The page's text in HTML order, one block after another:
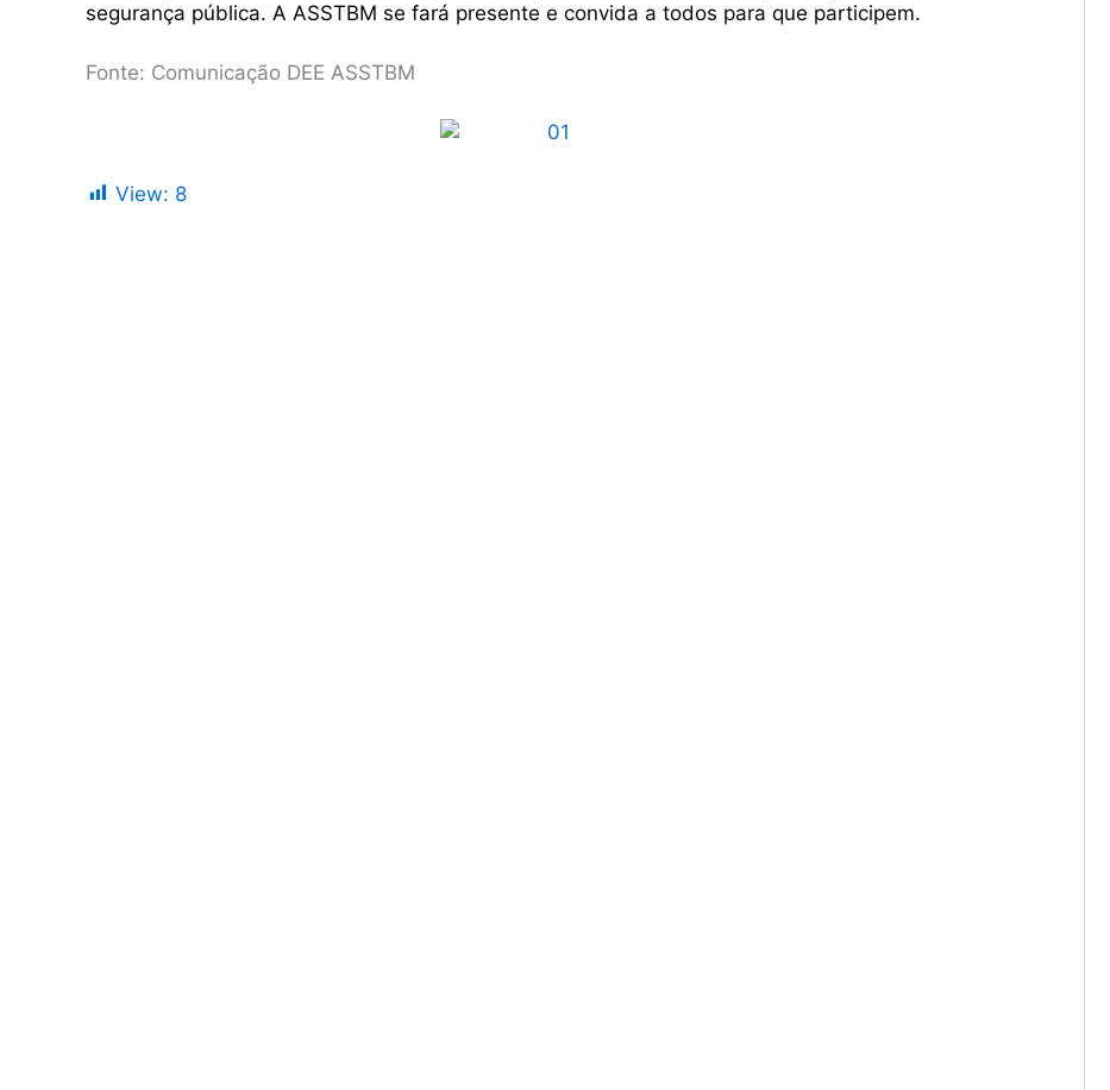
segurança pública. A ASSTBM se fará presente e convida a todos para que participem.
Fonte: Comunicação DEE ASSTBM
View: 8